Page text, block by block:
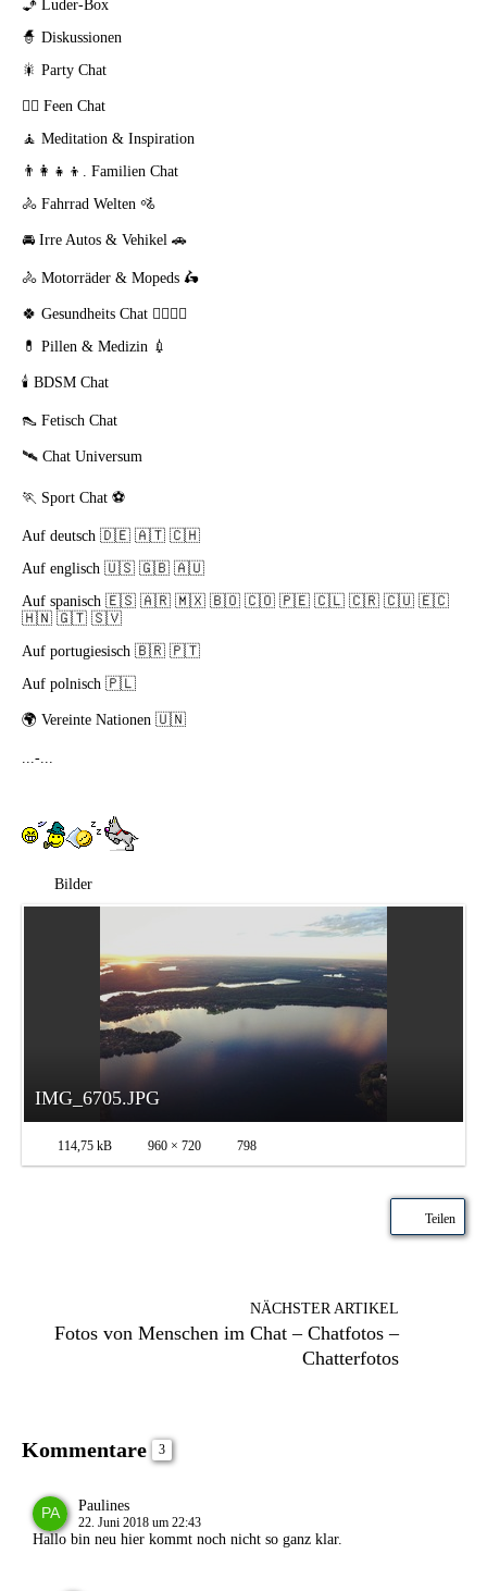
🧞 Luder-Box
🧙 Diskussionen
🎇 Party Chat
🧚‍♀️ Feen Chat
🧘 Meditation & Inspiration
👨‍👩‍👧‍👦. Familien Chat
🚴 Fahrrad Welten 🚵
🚘 Irre Autos & Vehikel 🚗
🚴 Motorräder & Mopeds 🛵
🍀 Gesundheits Chat 👨‍⚕️👩‍⚕️
💊 Pillen & Medizin 💉
🕯️ BDSM Chat
👠 Fetisch Chat
🛰️ Chat Universum
🏃 Sport Chat ⚽
Auf deutsch 🇩🇪 🇦🇹 🇨🇭
Auf englisch 🇺🇸 🇬🇧 🇦🇺
Auf spanisch 🇪🇸 🇦🇷 🇲🇽 🇧🇴 🇨🇴 🇵🇪 🇨🇱 🇨🇷 🇨🇺 🇪🇨
🇭🇳 🇬🇹 🇸🇻
Auf portugiesisch 🇧🇷 🇵🇹
Auf polnisch 🇵🇱
🌍 Vereinte Nationen 🇺🇳
...-...
Bilder
IMG_6705.JPG
114,75 kB 960 × 720 798
Teilen
NÄCHSTER ARTIKEL
Fotos von Menschen im Chat – Chatfotos –
Chatterfotos
Kommentare 3
Paulines
22. Juni 2018 um 22:43
Hallo bin neu hier kommt noch nicht so ganz klar.